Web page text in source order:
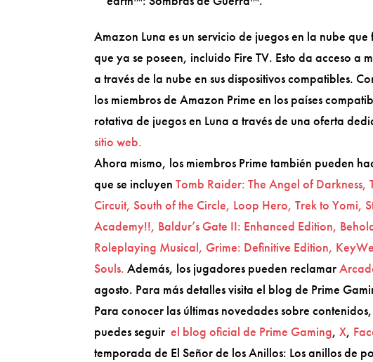
Amazon Luna es un servicio de juegos en la nube
que ya se poseen, incluido Fire TV. Esto da acceso a
a través de la nube en sus dispositivos compatibles.
los miembros de Amazon Prime en los países
rotativa de juegos en Luna a través de una oferta
sitio web.
Ahora mismo, los miembros Prime también pueden
que se incluyenTomb Raider: The Angel of Darkness,
Circuit, South of the Circle, Loop Hero, Trek to Yomi,
Academy!!, Baldur’s Gate II: Enhanced Edition,
Roleplaying Musical, Grime: Definitive Edition,
Souls. Además, los jugadores pueden reclamar
agosto. Para más detalles visita el blog de Prime
Para conocer las últimas novedades sobre
puedes seguirel blog oficial de Prime Gaming,X,
temporada de El Señor de los Anillos: Los anillos de